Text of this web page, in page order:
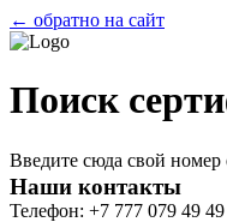
← обратно на сайт
Поиск
Введите сюда свой номер
Наши контакты
Телефон: +7 777 079 49 49